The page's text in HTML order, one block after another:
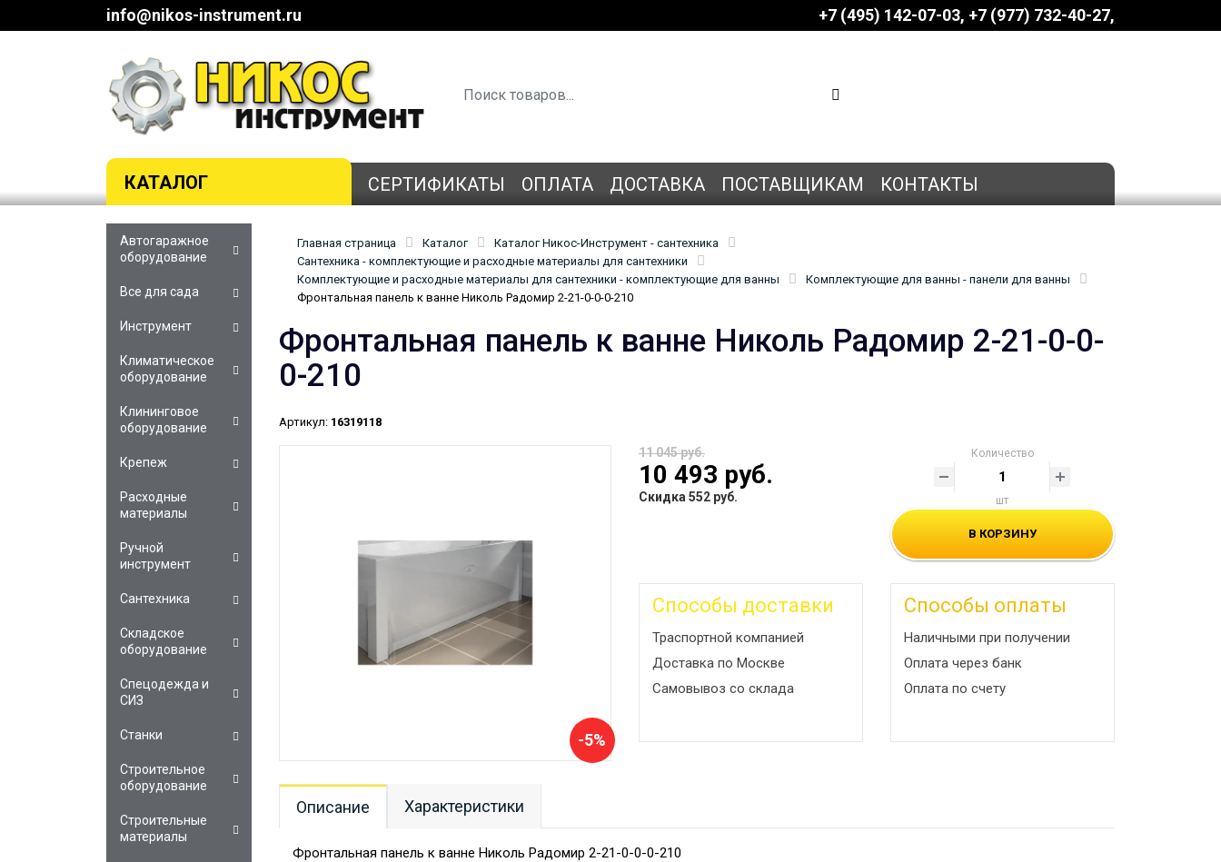
info@nikos-instrument.ru +7 (495) 142-07-03 ‎‎+7 (977) 732-40-27
КАТАЛОГ СЕРТИФИКАТЫ ОПЛАТА ДОСТАВКА ПОСТАВЩИКАМ КОНТАКТЫ
Главная страница Каталог
Каталог Никос-Инструмент - сантехника
Сантехника - комплектующие и расходные материалы для сантехники
Комплектующие и расходные материалы для сантехники - комплектующие для ванны
Комплектующие для ванны - панели для ванны
Фронтальная панель к ванне Николь Радомир 2-21-0-0-0-210
Фронтальная панель к ванне Николь Радомир 2-21-0-0-
0-210
Артикул: 16319118
-5%
11 045 руб.
10 493 руб.
Скидка 552 руб.
Количество
шт
В КОРЗИНУ
Способы доставки
Траспортной компанией
Доставка по Москве
Самовывоз со склада
Способы оплаты
Наличными при получении
Оплата через банк
Оплата по счету
Описание Характеристики
Фронтальная панель к ванне Николь Радомир 2-21-0-0-0-210
Автогаражное
оборудование
Все для сада
Инструмент
Климатическое
оборудование
Клининговое
оборудование
Крепеж
Расходные
материалы
Ручной
инструмент
Сантехника
Складское
оборудование
Спецодежда и
СИЗ
Станки
Строительное
оборудование
Строительные
материалы